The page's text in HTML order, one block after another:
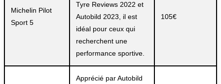
Michelin Pilot
Sport 5
Tyre Reviews 2022 et
Autobild 2023, il est
idéal pour ceux qui
recherchent une
performance sportive.
105€
Apprécié par Autobild